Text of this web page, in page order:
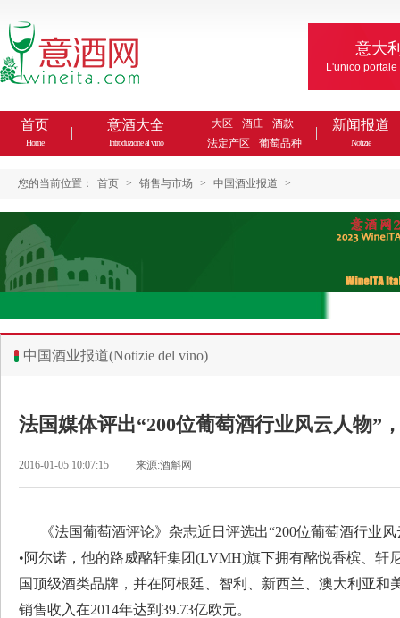
意大
L'unico
首页
Home
意酒大全
Introduzione al vino
大区 酒庄
酒款
法定产区
葡萄品种
新闻报道
Notizie
您的当前位置： 首页 > 销售与市场 > 中国酒业报道 >
中国酒业报道(Notizie del vino)
法国媒体评出“200位葡萄酒行业风云人物”
2016-01-05 10:07:15 来源:酒斛网
《法国葡萄酒评论》杂志近日评选出“200位葡萄酒行业
•阿尔诺，他的路威酩轩集团(LVMH)旗下拥有酩悦香槟、轩
国顶级酒类品牌，并在阿根廷、智利、新西兰、澳大利亚和
销售收入在2014年达到39.73亿欧元。